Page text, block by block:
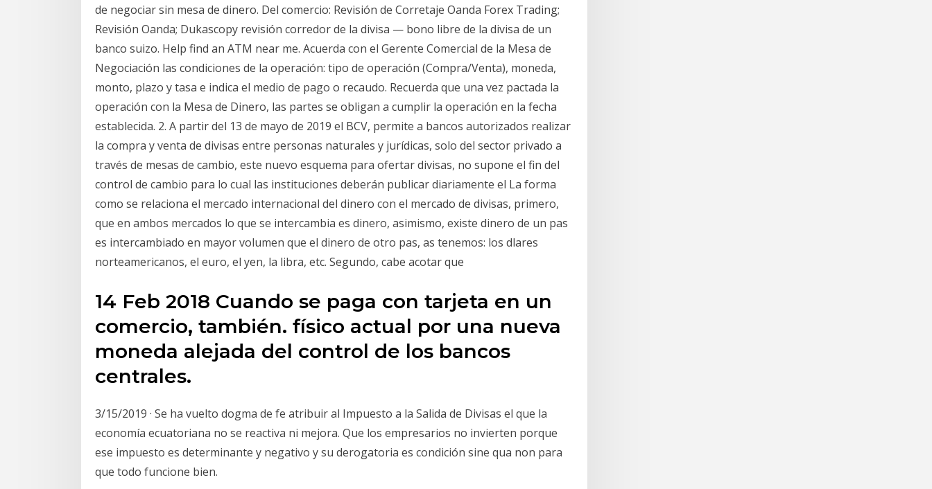
de negociar sin mesa de dinero. Del comercio: Revisión de Corretaje Oanda Forex Trading;
Revisión Oanda; Dukascopy revisión corredor de la divisa — bono libre de la divisa de un
banco suizo. Help find an ATM near me. Acuerda con el Gerente Comercial de la Mesa de
Negociación las condiciones de la operación: tipo de operación (Compra/Venta), moneda,
monto, plazo y tasa e indica el medio de pago o recaudo. Recuerda que una vez pactada la
operación con la Mesa de Dinero, las partes se obligan a cumplir la operación en la fecha
establecida. 2. A partir del 13 de mayo de 2019 el BCV, permite a bancos autorizados realizar
la compra y venta de divisas entre personas naturales y jurídicas, solo del sector privado a
través de mesas de cambio, este nuevo esquema para ofertar divisas, no supone el fin del
control de cambio para lo cual las instituciones deberán publicar diariamente el La forma
como se relaciona el mercado internacional del dinero con el mercado de divisas, primero,
que en ambos mercados lo que se intercambia es dinero, asimismo, existe dinero de un pas
es intercambiado en mayor volumen que el dinero de otro pas, as tenemos: los dlares
norteamericanos, el euro, el yen, la libra, etc. Segundo, cabe acotar que
14 Feb 2018 Cuando se paga con tarjeta en un
comercio, también. físico actual por una nueva
moneda alejada del control de los bancos
centrales.
3/15/2019 · Se ha vuelto dogma de fe atribuir al Impuesto a la Salida de Divisas el que la
economía ecuatoriana no se reactiva ni mejora. Que los empresarios no invierten porque
ese impuesto es determinante y negativo y su derogatoria es condición sine qua non para
que todo funcione bien.